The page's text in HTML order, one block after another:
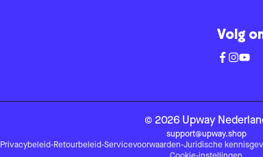
Volg
© 2026 Upway
support@upway.shop
Privacybeleid-Retourbeleid-Servicevoorwaarden-Juridische